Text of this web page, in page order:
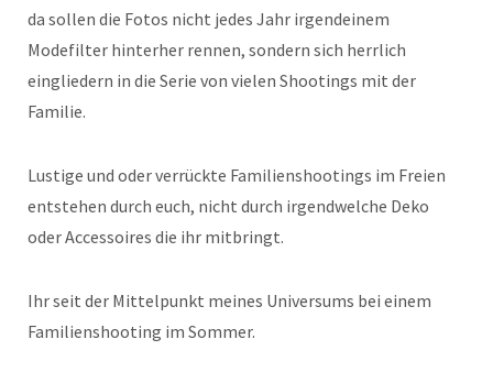
da sollen die Fotos nicht jedes Jahr irgendeinem
Modefilter hinterher rennen, sondern sich herrlich
eingliedern in die Serie von vielen Shootings mit der
Familie.
Lustige und oder verrückte Familienshootings im Freien
entstehen durch euch, nicht durch irgendwelche Deko
oder Accessoires die ihr mitbringt.
Ihr seit der Mittelpunkt meines Universums bei einem
Familienshooting im Sommer.